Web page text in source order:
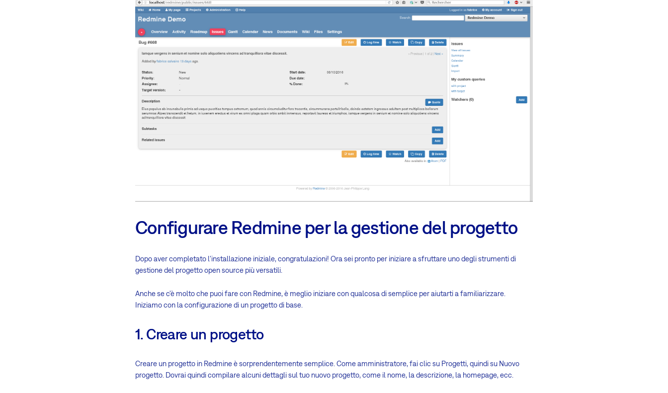
Configurare Redmine per la gestione del progetto
Dopo aver completato l'installazione iniziale, congratulazioni! Ora sei pronto per iniziare a sfruttare uno degli strumenti di
gestione del progetto open source più versatili.
Anche se c'è molto che puoi fare con Redmine, è meglio iniziare con qualcosa di semplice per aiutarti a familiarizzare.
Iniziamo con la configurazione di un progetto di base.
1. Creare un progetto
Creare un progetto in Redmine è sorprendentemente semplice. Come amministratore, fai clic su Progetti, quindi su Nuovo
progetto. Dovrai quindi compilare alcuni dettagli sul tuo nuovo progetto, come il nome, la descrizione, la homepage, ecc.